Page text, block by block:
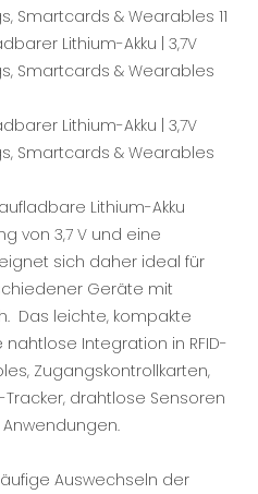
Lithium-Akku
von 3,7 V und eine
sich daher ideal für
Geräte mit
Das leichte, kompakte
Integration in RFID-
Zugangskontrollkarten,
drahtlose Sensoren
Auswechseln der